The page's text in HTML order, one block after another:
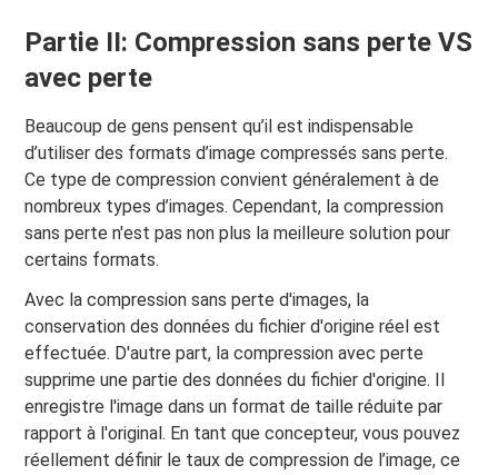
Partie II: Compression sans perte VS
avec perte
Beaucoup de gens pensent qu’il est indispensable
d’utiliser des formats d’image compressés sans perte.
Ce type de compression convient généralement à de
nombreux types d’images. Cependant, la compression
sans perte n'est pas non plus la meilleure solution pour
certains formats.
Avec la compression sans perte d'images, la
conservation des données du fichier d'origine réel est
effectuée. D'autre part, la compression avec perte
supprime une partie des données du fichier d'origine. Il
enregistre l'image dans un format de taille réduite par
rapport à l'original. En tant que concepteur, vous pouvez
réellement définir le taux de compression de l’image, ce